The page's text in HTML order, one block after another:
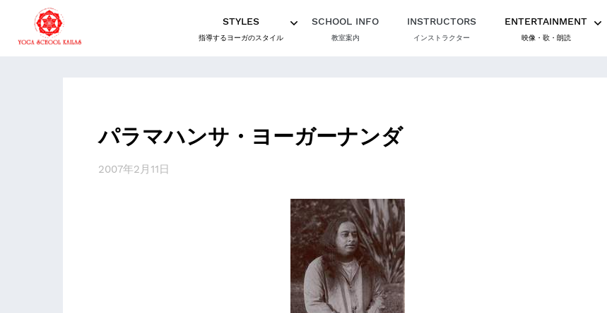
STYLES
指導するヨーガのスタイル
SCHOOL INFO
教室案内
INSTRUCTORS
インストラクター
ENTERTAINMENT
映像・歌・朗読
パラマハンサ・ヨーガーナンダ
2007年2月11日